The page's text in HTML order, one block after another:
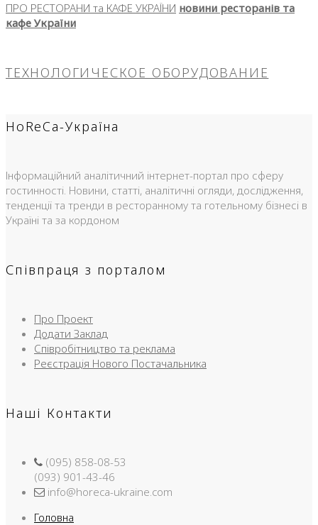
ПРО РЕСТОРАНИ та КАФЕ УКРАЇНИ новини ресторанів та
кафе України
ТЕХНОЛОГИЧЕСКОЕ ОБОРУДОВАНИЕ
HoReCa-Україна
Інформаційний аналітичний інтернет-портал про сферу
гостинності. Новини, статті, аналітичні огляди, дослідження,
тенденції та тренди в ресторанному та готельному бізнесі в
Україні та за кордоном
Співпраця з порталом
Про Проект
Додати Заклад
Співробітництво та реклама
Реєстрація Нового Постачальника
Наші Контакти
(095) 858-08-53
(093) 901-43-46
info@horeca-ukraine.com
Головна